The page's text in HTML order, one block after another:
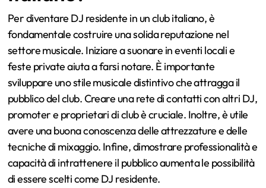
Per diventare DJ residente in un club italiano, è
fondamentale costruire una solida reputazione nel
settore musicale. Iniziare a suonare in eventi locali e
feste private aiuta a farsi notare. È importante
sviluppare uno stile musicale distintivo che attragga il
pubblico del club. Creare una rete di contatti con altri DJ,
promoter e proprietari di club è cruciale. Inoltre, è utile
avere una buona conoscenza delle attrezzature e delle
tecniche di mixaggio. Infine, dimostrare professionalità e
capacità di intrattenere il pubblico aumenta le possibilità
di essere scelti come DJ residente.